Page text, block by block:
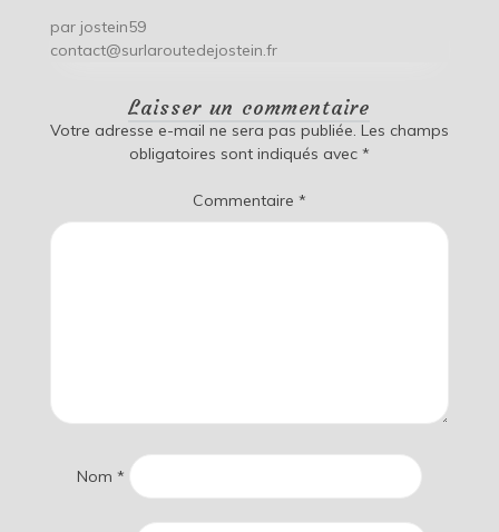
par jostein59
contact@surlaroutedejostein.fr
Laisser un commentaire
Votre adresse e-mail ne sera pas publiée. Les champs
obligatoires sont indiqués avec *
Commentaire *
Nom *